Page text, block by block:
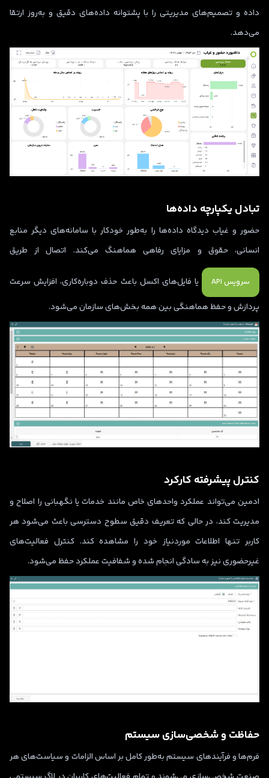
داده و تصمیم‌های مدیریتی را با پشتوانه داده‌های دقیق و به‌روز ارتقا
می‌دهد.
تبادل یکپارچه داده‌ها
حضور و غیاب دیدگاه داده‌ها را به‌طور خودکار با سامانه‌های دیگر منابع
انسانی، حقوق و مزایای رفاهی هماهنگ می‌کند. اتصال از طریق
سرویس API
یا فایل‌های اکسل باعث حذف دوباره‌کاری، افزایش سرعت
پردازش و حفظ هماهنگی بین همه بخش‌های سازمان می‌شود.
کنترل پیشرفته کارکرد
ادمین می‌تواند عملکرد واحدهای خاص مانند خدمات یا نگهبانی را اصلاح و
مدیریت کند، در حالی که تعریف دقیق سطوح دسترسی باعث می‌شود هر
کاربر تنها اطلاعات موردنیاز خود را مشاهده کند. کنترل فعالیت‌های
غیرحضوری نیز به سادگی انجام شده و شفافیت عملکرد حفظ می‌شود.
حفاظت و شخصی‌سازی سیستم
فرم‌ها و فرآیندهای سیستم به‌طور کامل بر اساس الزامات و سیاست‌های هر